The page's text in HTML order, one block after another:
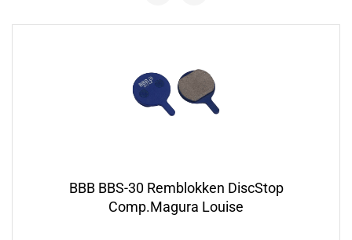
BBB BBS-30 Remblokken DiscStop
Comp.Magura Louise